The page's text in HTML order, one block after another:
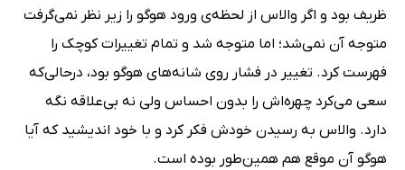
ظریف بود و اگر والاس از لحظه‌ی ورود هوگو را زیر نظر نمی‌گرفت
متوجه آن نمی‌شد؛ اما متوجه شد و تمام تغییرات کوچک را
فهرست کرد. تغییر در فشار روی شانه‌های هوگو بود، درحالی‌که
سعی می‌کرد چهره‌اش را بدون احساس ولی نه بی‌علاقه نگه
دارد. والاس به رسیدن خودش فکر کرد و با خود اندیشید که آیا
هوگو آن موقع هم همین‌طور بوده است.